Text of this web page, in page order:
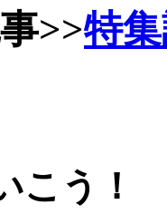
>>特
こう！